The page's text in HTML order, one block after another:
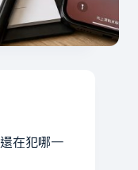
在犯哪一